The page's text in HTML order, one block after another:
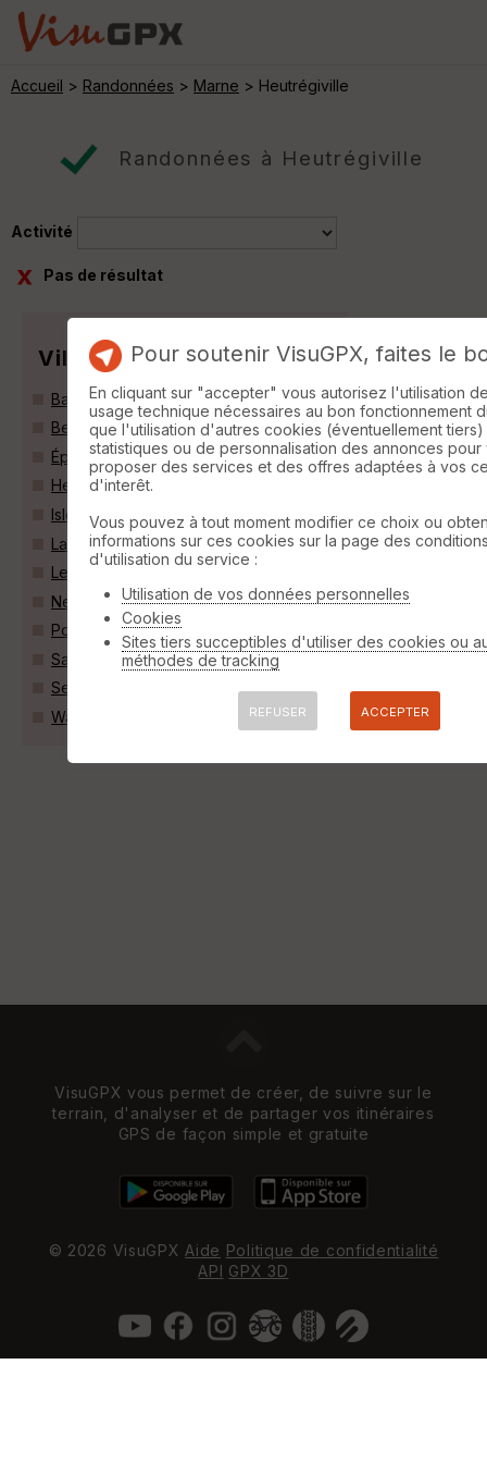
Accueil > Randonnées > Marne > Heutrégiville
Randonnées à Heutrégiville
Activité
Pas de résultat
Villes
Bazancourt (51110)
Beine-Nauroy (51490)
Époye (51490)
Heutrégiville (51110)
Isles-sur-Suippe (51110)
Lavannes (51110)
Le Châtelet-sur-Retourne (08300)
Neuflize (08300)
Pontfaverger-Moronvilliers (51490)
Saint-Masmes (51490)
Selles (51490)
Warmeriville (51110)
VisuGPX vous permet de créer, de suivre sur le
terrain, d'analyser et de partager vos itinéraires
GPS de façon simple et gratuite
© 2026 VisuGPX Aide Politique de confidentialité
API GPX 3D
Pour soutenir VisuGPX, faites le
En cliquant sur "accepter" vous autorisez l'utilisation
usage technique nécessaires au bon fonctionnement
que l'utilisation d'autres cookies (éventuellement
statistiques ou de personnalisation des annonces pour
proposer des services et des offres adaptées à vos
d'interêt.
Vous pouvez à tout moment modifier ce choix ou
informations sur ces cookies sur la page des
d'utilisation du service :
Utilisation de vos données personnelles
Cookies
Sites tiers succeptibles d'utiliser des cookies ou
méthodes de tracking
REFUSER ACCEPTER